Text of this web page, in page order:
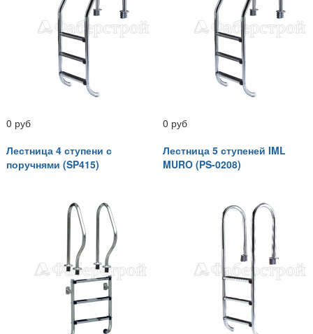
0 руб
0 руб
Лестница 4 ступени с
поручнями (SP415)
Лестница 5 ступеней IML
MURO (PS-0208)